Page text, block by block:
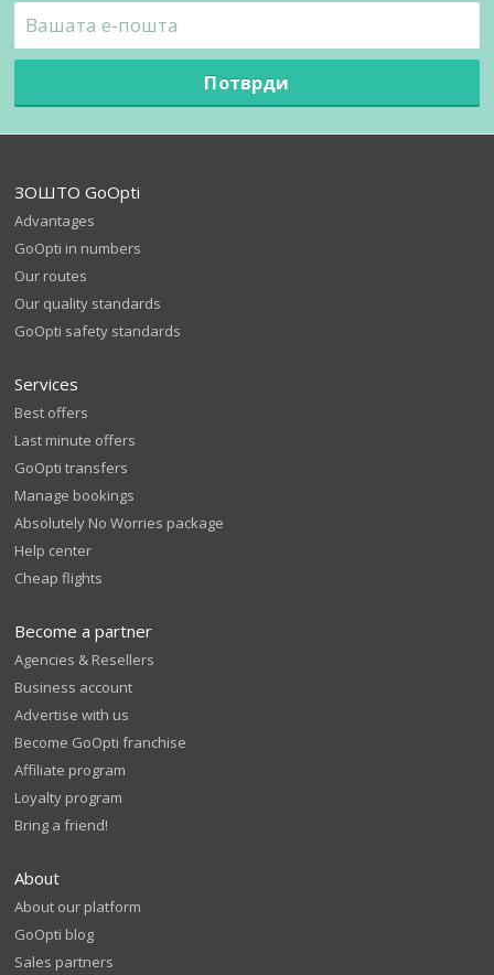
Потврди
ЗОШТО GoOpti
Advantages
GoOpti in numbers
Our routes
Our quality standards
GoOpti safety standards
Services
Best offers
Last minute offers
GoOpti transfers
Manage bookings
Absolutely No Worries package
Help center
Cheap flights
Become a partner
Agencies & Resellers
Business account
Advertise with us
Become GoOpti franchise
Affiliate program
Loyalty program
Bring a friend!
About
About our platform
GoOpti blog
Sales partners